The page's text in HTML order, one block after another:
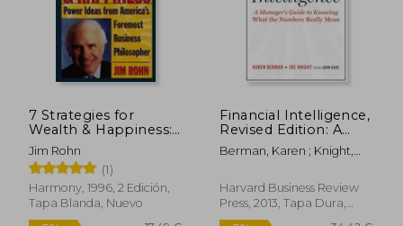
7 Strategies for
Wealth & Happiness:
Power Ideas from
America's Foremost
Business Philosopher
(en Inglés)
Jim Rohn
(1)
Harmony, 1996, 2 Edición,
Tapa Blanda, Nuevo
Financial Intelligence,
Revised Edition: A
Manager's Guide to
Knowing What the
Mean (en Inglés)
Berman, Karen ; Knight,
Harvard Business Review
Press, 2013, Tapa Dura,
Nuevo